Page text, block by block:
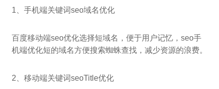
1、手机端关键词seo域名优化
百度移动端seo优化选择短域名，便于用户记忆，seo手
机端优化短的域名方便搜索蜘蛛查找，减少资源的浪费。
2、移动端关键词seoTitle优化